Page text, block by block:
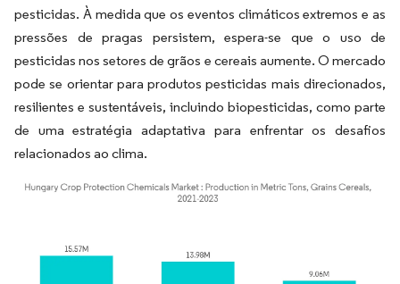
pesticidas. À medida que os eventos climáticos extremos e as
pressões de pragas persistem, espera-se que o uso de
pesticidas nos setores de grãos e cereais aumente. O mercado
pode se orientar para produtos pesticidas mais direcionados,
resilientes e sustentáveis, incluindo biopesticidas, como parte
de uma estratégia adaptativa para enfrentar os desafios
relacionados ao clima.